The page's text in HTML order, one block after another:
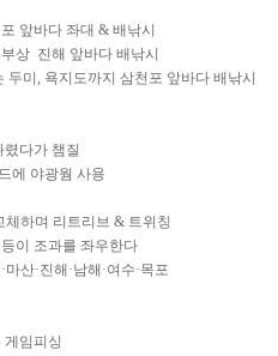
앞바다 좌대 & 배낚시
상 진해 앞바다 배낚시
미, 욕지도까지 삼천포 앞바다 배낚시
다가 챔질
에 야광웜 사용
하며 리트리브 & 트위칭
이 조과를 좌우한다
산·진해·남해·여수·목포
게임피싱